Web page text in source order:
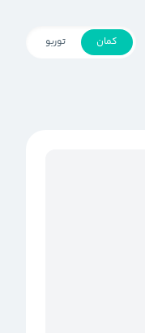
کمان توربو